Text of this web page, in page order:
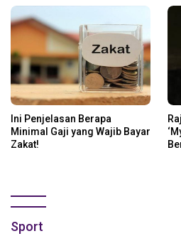
Ini Penjelasan Berapa
Minimal Gaji yang Wajib Bayar
Zakat!
Sport